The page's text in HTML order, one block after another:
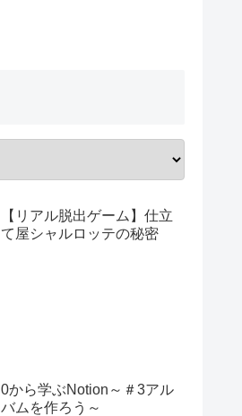
【リアル脱出ゲーム】仕立
て屋シャルロッテの秘密
0から学ぶNotion～＃3アル
バムを作ろう～